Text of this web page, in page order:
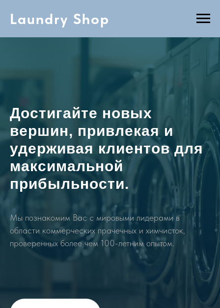
Laundry Shop
Достигайте новых
вершин, привлекая и
удерживая клиентов для
максимальной
прибыльности.
Мы познакомим Вас с мировыми лидерами в
области коммерческих прачечных и химчисток,
проверенных более чем 100-летним опытом.